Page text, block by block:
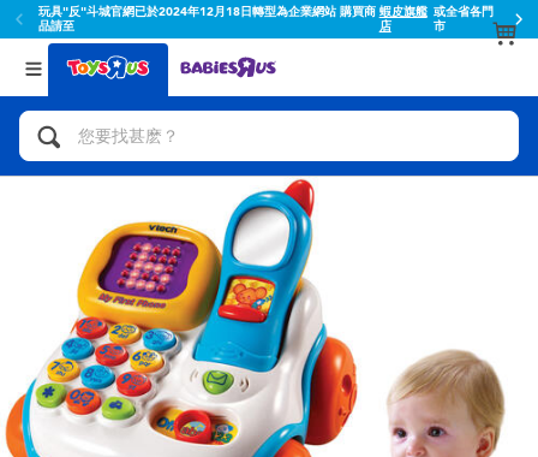
玩具"反"斗城官網已於2024年12月18日轉型為企業網站 購買商
品請至
蝦皮旗艦
店
或全省各門
市
返回
分類目錄
人氣英雄,角色扮演,射擊玩具
腳踏車,滑板車,騎乘車
拼砌組合及樂高LEGO
玩具車,貨車,火車及遙控系列
手工藝,文具,蠟筆,泥膠,畫板
返回
品牌
Toy Story玩具總動員
Super Mario超級瑪利歐
52TOYS
Fuggler
Miniso名創優品